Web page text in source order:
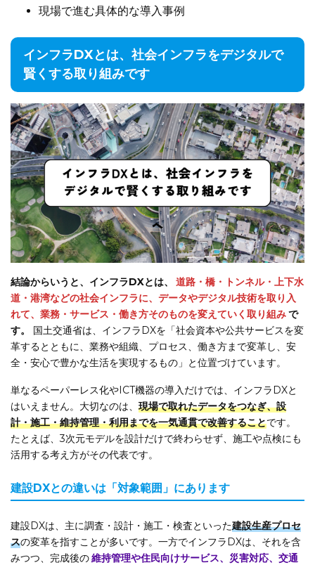
現場で進む具体的な導入事例
インフラDXとは、社会インフラをデジタルで
賢くする取り組みです
結論からいうと、インフラDXとは、
道路・橋・トンネル・上下水
道・港湾などの社会インフラに、データやデジタル技術を取り入
れて、業務・サービス・働き方そのものを変えていく取り組みで
す。
国土交通省は、インフラDXを「社会資本や公共サービスを変
革するとともに、業務や組織、プロセス、働き方まで変革し、安
全・安心で豊かな生活を実現するもの」と位置づけています。
単なるペーパーレス化やICT機器の導入だけでは、インフラDXと
はいえません。大切なのは、 現場で取れたデータをつなぎ、設
計・施工・維持管理・利用までを一気通貫で改善することです。
たとえば、3次元モデルを設計だけで終わらせず、施工や点検にも
活用する考え方がその代表です。
建設DXとの違いは「対象範囲」にあります
建設DXは、主に調査・設計・施工・検査といった建設生産プロセ
スの変革を指すことが多いです。一方でインフラDXは、それを含
みつつ、完成後の維持管理や住民向けサービス、災害対応、交通